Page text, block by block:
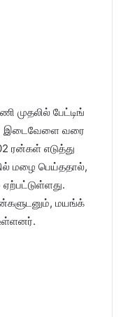
முதலில் பேட்டிங்
இடைவேளை வரை
ரன்கள் எடுத்து
மழை பெய்ததால்,
மயங்க்